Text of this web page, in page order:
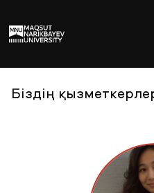
Басты бет
Академиялық
Біздің